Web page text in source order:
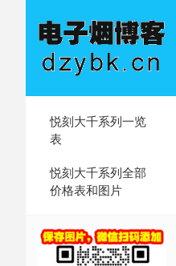
悦刻大千系列一览
表
悦刻大千系列全部
价格表和图片